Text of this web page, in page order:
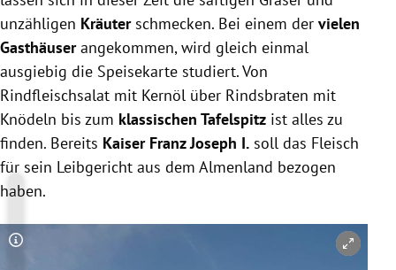
unzähligen Kräuterschmecken. Bei einem der vielen
Gasthäuserangekommen, wird gleich einmal
ausgiebig die Speisekarte studiert. Von
Rindfleischsalat mit Kernöl über Rindsbraten mit
Knödeln bis zum klassischen Tafelspitz ist alles zu
finden. Bereits Kaiser Franz Joseph I. soll das Fleisch
für sein Leibgericht aus dem Almenland bezogen
haben.
Copyright-Hinweis öffnen/schließen